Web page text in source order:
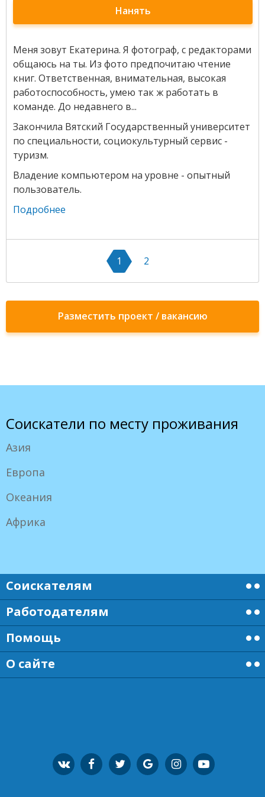
Нанять
Меня зовут Екатерина. Я фотограф, с редакторами
общаюсь на ты. Из фото предпочитаю чтение
книг. Ответственная, внимательная, высокая
работоспособность, умею так ж работать в
команде. До недавнего в...
Закончила Вятский Государственный университет
по специальности, социокультурный сервис -
туризм.
Владение компьютером на уровне - опытный
пользователь.
Подробнее
1 2
Разместить проект / вакансию
Соискатели по месту проживания
Азия
Европа
Океания
Африка
Соискателям
Работодателям
Помощь
О сайте